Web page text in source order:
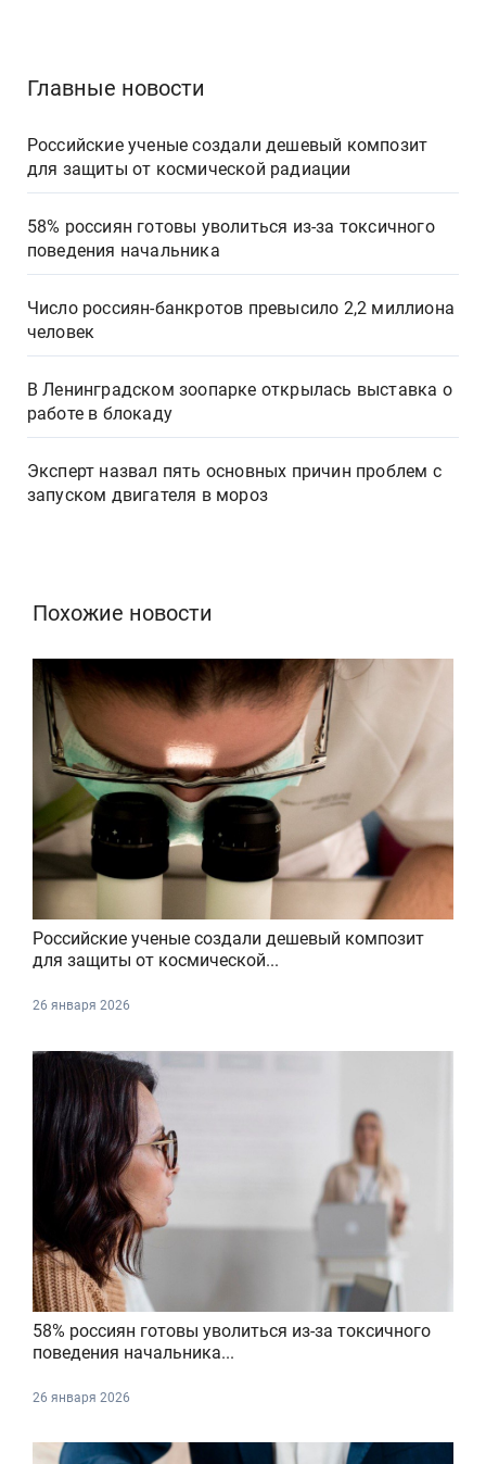
Главные новости
Российские ученые создали дешевый композит
для защиты от космической радиации
58% россиян готовы уволиться из-за токсичного
поведения начальника
Число россиян-банкротов превысило 2,2 миллиона
человек
В Ленинградском зоопарке открылась выставка о
работе в блокаду
Эксперт назвал пять основных причин проблем с
запуском двигателя в мороз
Похожие новости
Российские ученые создали дешевый композит
для защиты от космической...
26 января 2026
58% россиян готовы уволиться из-за токсичного
поведения начальника...
26 января 2026